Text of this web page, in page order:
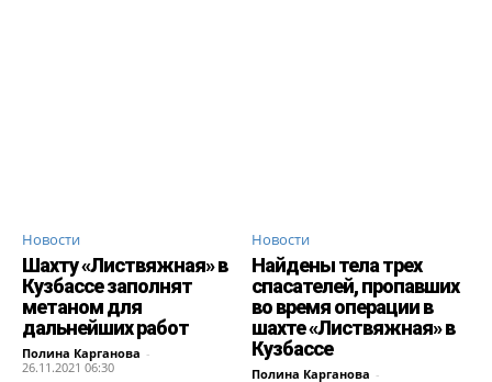
Новости
Шахту «Листвяжная» в
Кузбассе заполнят
метаном для
дальнейших работ
Полина Карганова -
26.11.2021 06:30
Новости
Найдены тела трех
спасателей, пропавших
во время операции в
шахте «Листвяжная» в
Кузбассе
Полина Карганова -